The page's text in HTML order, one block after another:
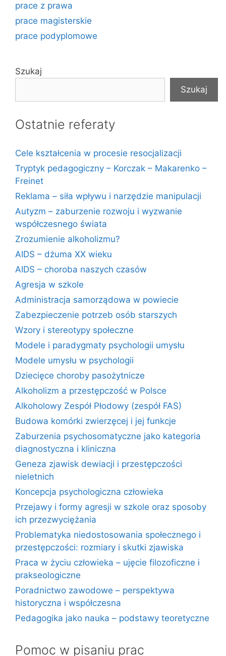
prace z prawa
prace magisterskie
prace podyplomowe
Szukaj
Szukaj
Ostatnie referaty
Cele kształcenia w procesie resocjalizacji
Tryptyk pedagogiczny – Korczak – Makarenko –
Freinet
Reklama – siła wpływu i narzędzie manipulacji
Autyzm – zaburzenie rozwoju i wyzwanie
współczesnego świata
Zrozumienie alkoholizmu?
AIDS – dżuma XX wieku
AIDS – choroba naszych czasów
Agresja w szkole
Administracja samorządowa w powiecie
Zabezpieczenie potrzeb osób starszych
Wzory i stereotypy społeczne
Modele i paradygmaty psychologii umysłu
Modele umysłu w psychologii
Dziecięce choroby pasożytnicze
Alkoholizm a przestępczość w Polsce
Alkoholowy Zespół Płodowy (zespół FAS)
Budowa komórki zwierzęcej i jej funkcje
Zaburzenia psychosomatyczne jako kategoria
diagnostyczna i kliniczna
Geneza zjawisk dewiacji i przestępczości
nieletnich
Koncepcja psychologiczna człowieka
Przejawy i formy agresji w szkole oraz sposoby
ich przezwyciężania
Problematyka niedostosowania społecznego i
przestępczości: rozmiary i skutki zjawiska
Praca w życiu człowieka – ujęcie filozoficzne i
prakseologiczne
Poradnictwo zawodowe – perspektywa
historyczna i współczesna
Pedagogika jako nauka – podstawy teoretyczne
Pomoc w pisaniu prac